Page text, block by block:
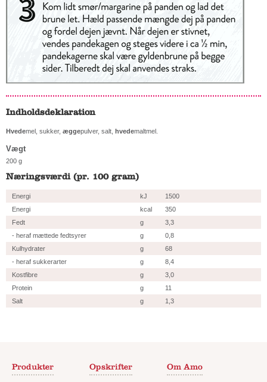
Indholdsdeklaration
Hvedemel, sukker, æggepulver, salt, hvedemaltmel.
Vægt
200 g
Næringsværdi (pr. 100 gram)
Energi kJ
1500
Energi
kcal
350
Fedt
g
3,3
- heraf mættede fedtsyrer
g
0,8
Kulhydrater
g
68
- heraf sukkerarter
g
8,4
Kostfibre
g
3,0
Protein
g
11
Salt
g 1,3
Produkter Opskrifter Om Amo